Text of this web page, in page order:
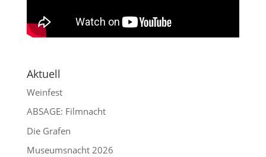
Aktuell
Weinfest
ABSAGE: Filmnacht
Die Grafen
Museumsnacht 2026